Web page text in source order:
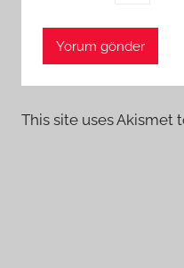
This site uses Akismet